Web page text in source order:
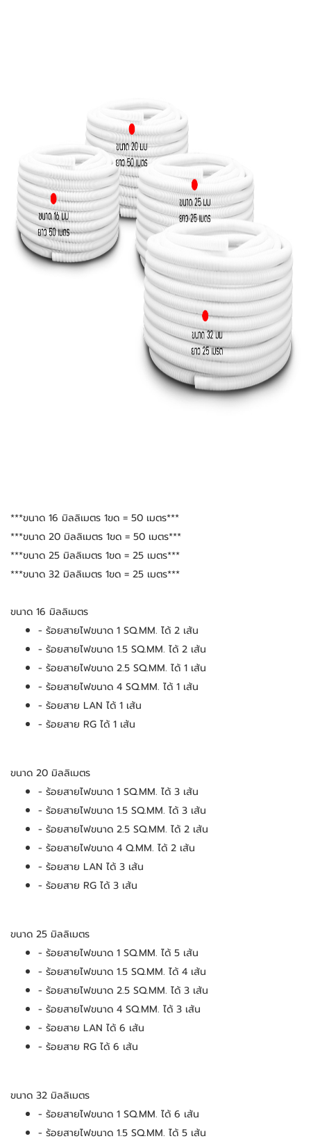
***ขนาด 16 มิลลิเมตร 1ขด = 50 เมตร***
***ขนาด 20 มิลลิเมตร 1ขด = 50 เมตร***
***ขนาด 25 มิลลิเมตร 1ขด = 25 เมตร***
***ขนาด 32 มิลลิเมตร 1ขด = 25 เมตร***
ขนาด 16 มิลลิเมตร
- ร้อยสายไฟขนาด 1 SQ.MM. ได้ 2 เส้น
- ร้อยสายไฟขนาด 1.5 SQ.MM. ได้ 2 เส้น
- ร้อยสายไฟขนาด 2.5 SQ.MM. ได้ 1 เส้น
- ร้อยสายไฟขนาด 4 SQ.MM. ได้ 1 เส้น
- ร้อยสาย LAN ได้ 1 เส้น
- ร้อยสาย RG ได้ 1 เส้น
ขนาด 20 มิลลิเมตร
- ร้อยสายไฟขนาด 1 SQ.MM. ได้ 3 เส้น
- ร้อยสายไฟขนาด 1.5 SQ.MM. ได้ 3 เส้น
- ร้อยสายไฟขนาด 2.5 SQ.MM. ได้ 2 เส้น
- ร้อยสายไฟขนาด 4 Q.MM. ได้ 2 เส้น
- ร้อยสาย LAN ได้ 3 เส้น
- ร้อยสาย RG ได้ 3 เส้น
ขนาด 25 มิลลิเมตร
- ร้อยสายไฟขนาด 1 SQ.MM. ได้ 5 เส้น
- ร้อยสายไฟขนาด 1.5 SQ.MM. ได้ 4 เส้น
- ร้อยสายไฟขนาด 2.5 SQ.MM. ได้ 3 เส้น
- ร้อยสายไฟขนาด 4 SQ.MM. ได้ 3 เส้น
- ร้อยสาย LAN ได้ 6 เส้น
- ร้อยสาย RG ได้ 6 เส้น
ขนาด 32 มิลลิเมตร
- ร้อยสายไฟขนาด 1 SQ.MM. ได้ 6 เส้น
- ร้อยสายไฟขนาด 1.5 SQ.MM. ได้ 5 เส้น